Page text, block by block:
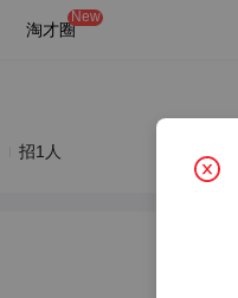
淘才圈
New
招1人